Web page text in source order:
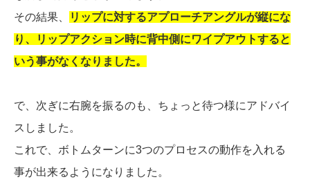
その結果、
リップに対するアプローチアングルが縦にな
り、リップアクション時に背中側にワイプアウトすると
いう事がなくなりました。
で、次ぎに右腕を振るのも、ちょっと待つ様にアドバイ
スしました。
これで、ボトムターンに3つのプロセスの動作を入れる
事が出来るようになりました。